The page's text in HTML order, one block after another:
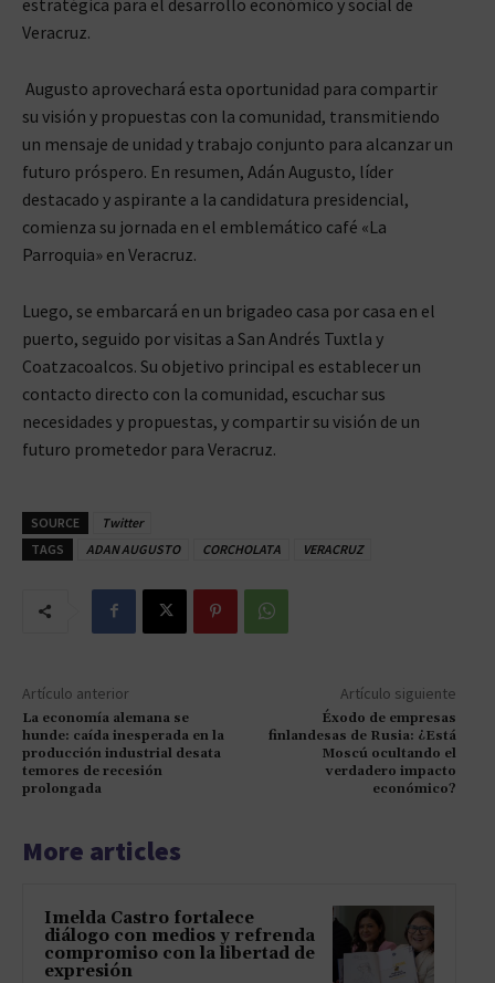
Veracruz.
Augusto aprovechará esta oportunidad para compartir
su visión y propuestas con la comunidad, transmitiendo
un mensaje de unidad y trabajo conjunto para alcanzar un
futuro próspero. En resumen, Adán Augusto, líder
destacado y aspirante a la candidatura presidencial,
comienza su jornada en el emblemático café «La
Parroquia» en Veracruz.
Luego, se embarcará en un brigadeo casa por casa en el
puerto, seguido por visitas a San Andrés Tuxtla y
Coatzacoalcos. Su objetivo principal es establecer un
contacto directo con la comunidad, escuchar sus
necesidades y propuestas, y compartir su visión de un
futuro prometedor para Veracruz.
SOURCE
Twitter
TAGS
ADAN AUGUSTO CORCHOLATA VERACRUZ
Artículo anterior
La economía alemana se
hunde: caída inesperada en la
producción industrial desata
temores de recesión
prolongada
Artículo siguiente
Éxodo de empresas
finlandesas de Rusia: ¿Está
Moscú ocultando el
verdadero impacto
económico?
More articles
Imelda Castro fortalece
diálogo con medios y refrenda
compromiso con la libertad de
expresión